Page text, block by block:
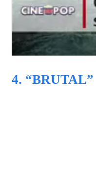
4. “BRUTAL”